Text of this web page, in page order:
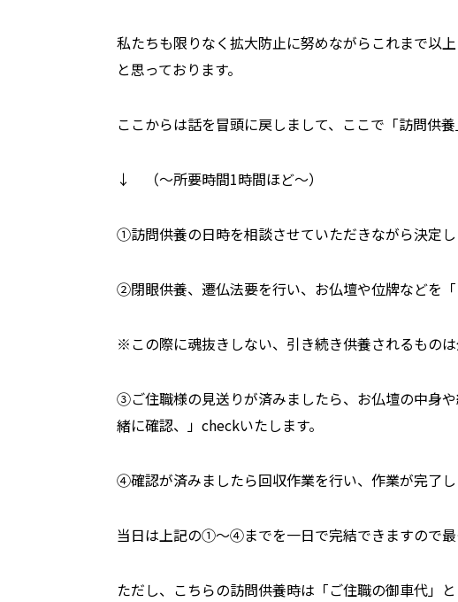
私たちも限りなく拡大防止に努めながらこれまで以
と思っております。
ここからは話を冒頭に戻しまして、ここで「訪問供
↓ （～所要時間1時間ほど～）
➀訪問供養の日時を相談させていただきながら決定し
②閉眼供養、遷仏法要を行い、お仏壇や位牌などを「
※この際に魂抜きしない、引き続き供養されるものは
③ご住職様の見送りが済みましたら、お仏壇の中身
緒に確認、」checkいたします。
④確認が済みましたら回収作業を行い、作業が完了し
当日は上記の➀～➃までを一日で完結できますので最
ただし、こちらの訪問供養時は「ご住職の御車代」